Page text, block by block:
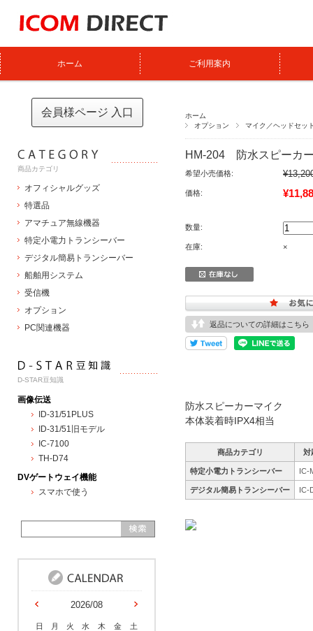
ホーム ご利用案内
ホーム
オプション
マイク／ヘッドセッ
HM-204 防水スピーカ
希望小売価格:
価格:
数量:
在庫: ×
返品についての詳細はこちら
防水スピーカーマイク
本体装着時IPX4相当
商品カテゴリ 対
特定小電力トランシーバー IC-
デジタル簡易トランシーバー IC-
会員様ページ 入口
商品カテゴリ
オフィシャルグッズ
特選品
アマチュア無線機器
特定小電力トランシーバー
デジタル簡易トランシーバー
船舶用システム
受信機
オプション
PC関連機器
D-STAR豆知識
画像伝送
ID-31/51PLUS
ID-31/51旧モデル
IC-7100
TH-D74
DVゲートウェイ機能
スマホで使う
2026/08
日 月 火 水 木 金
土